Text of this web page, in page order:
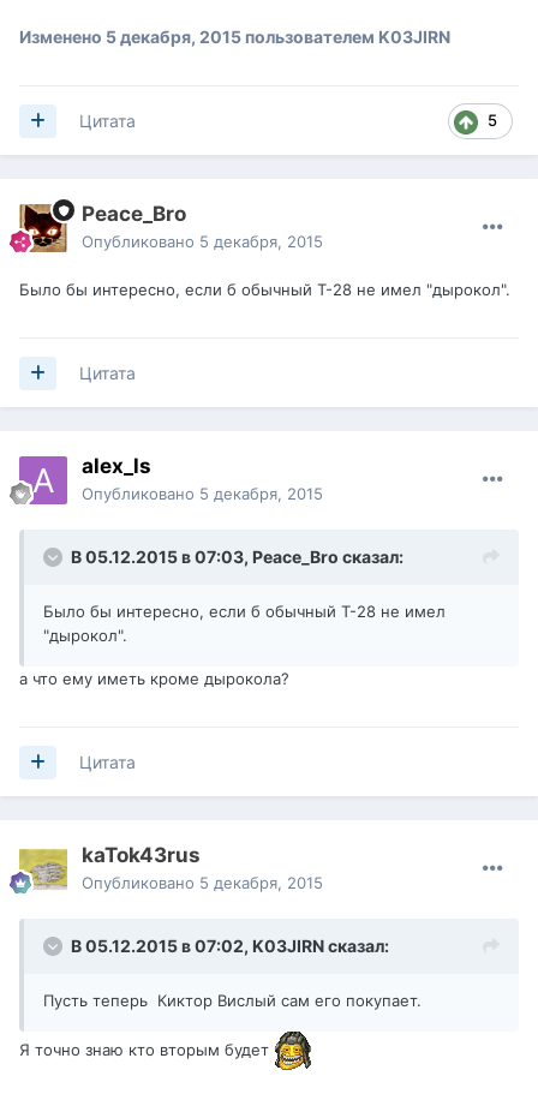
Изменено 5 декабря, 2015 пользователем K03JIRN
5
Цитата
Peace_Bro
Опубликовано 5 декабря, 2015
Было бы интересно, если б обычный Т-28 не имел "дырокол".
Цитата
alex_ls
Опубликовано 5 декабря, 2015
В 05.12.2015 в 07:03, Peace_Bro сказал:
Было бы интересно, если б обычный Т-28 не имел
"дырокол".
а что ему иметь кроме дырокола?
Цитата
kaTok43rus
Опубликовано 5 декабря, 2015
В 05.12.2015 в 07:02, K03JIRNсказал:
Пусть теперь Киктор Вислый сам его покупает.
Я точно знаю кто вторым будет